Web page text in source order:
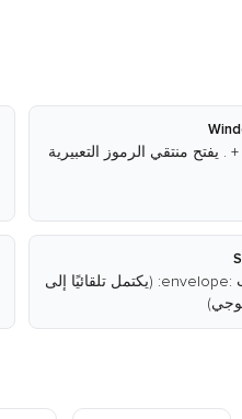
اكتب :envelope: (يكتمل تلقائيًا إلى